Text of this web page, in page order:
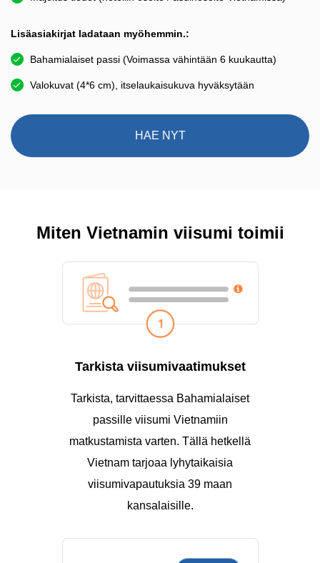
Lisäasiakirjat ladataan myöhemmin.:
Bahamialaiset passi (Voimassa vähintään 6 kuukautta)
Valokuvat (4*6 cm), itselaukaisukuva hyväksytään
HAE NYT
Miten Vietnamin viisumi toimii
Tarkista viisumivaatimukset
Tarkista, tarvittaessa Bahamialaiset
passille viisumi Vietnamiin
matkustamista varten. Tällä hetkellä
Vietnam tarjoaa lyhytaikaisia
viisumivapautuksia 39 maan
kansalaisille.